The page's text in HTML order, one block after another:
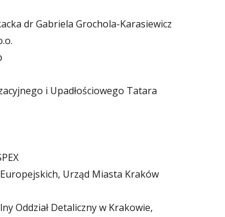
dr Gabriela Grochola-Karasiewicz
i Upadłościowego Tatara
Urząd Miasta Kraków
Oddział Detaliczny w Krakowie,